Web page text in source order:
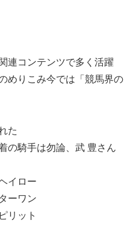
連コンテンツで多く活躍
めりこみ今では「競馬界の
た
の騎手は勿論、武 豊さん
イロー
ーワン
リット